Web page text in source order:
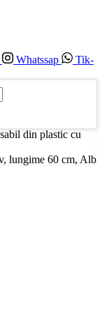
Whatssap
Tik-
din plastic cu
lungime 60 cm, Alb